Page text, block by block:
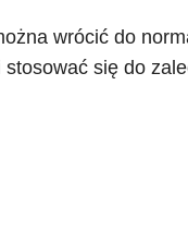
wrócić do
się do